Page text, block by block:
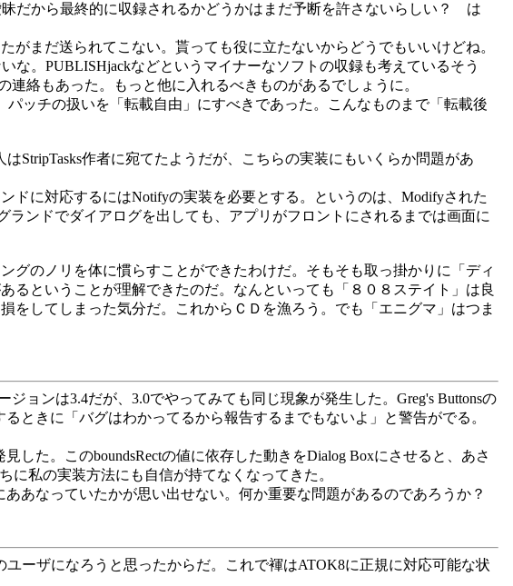
だから最終的に収録されるかどうかはまだ予断を許さないらしい？ は
まだ送られてこない。貰っても役に立たないからどうでもいいけどね。
。PUBLISHjackなどというマイナーなソフトの収録も考えているそう
絡もあった。もっと他に入れるべきものがあるでしょうに。
ッチの扱いを「転載自由」にすべきであった。こんなものまで「転載後
StripTasks作者に宛てたようだが、こちらの実装にもいくらか問題があ
に対応するにはNotifyの実装を必要とする。というのは、Modifyされた
ンドでダイアログを出しても、アプリがフロントにされるまでは画面に
のノリを体に慣らすことができたわけだ。そもそも取っ掛かりに「ディ
るということが理解できたのだ。なんといっても「８０８ステイト」は良
してしまった気分だ。これからＣＤを漁ろう。でも「エニグマ」はつま
ョンは3.4だが、3.0でやってみても同じ現象が発生した。Greg's Buttonsの
ときに「バグはわかってるから報告するまでもないよ」と警告がでる。
した。このboundsRectの値に依存した動きをDialog Boxにさせると、あさ
に私の実装方法にも自信が持てなくなってきた。
あなっていたかが思い出せない。何か重要な問題があるのであろうか？
ーザになろうと思ったからだ。これで褌はATOK8に正規に対応可能な状